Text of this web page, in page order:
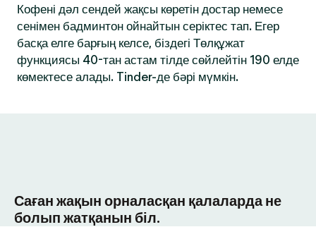
Кофені дәл сендей жақсы көретін достар немесе
сенімен бадминтон ойнайтын серіктес тап. Егер
басқа елге барғың келсе, біздегі Төлқұжат
функциясы 40-тан астам тілде сөйлейтін 190 елде
көмектесе алады. Tinder-де бәрі мүмкін.
Саған жақын орналасқан қалаларда не
болып жатқанын біл.